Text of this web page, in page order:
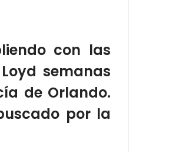
con las
semanas
de Orlando.
por la